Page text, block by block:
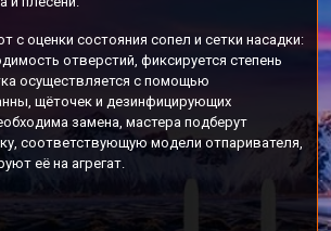
с оценки состояния сопел и сетки насадки:
отверстий, фиксируется степень
осуществляется с помощью
щёточек и дезинфицирующих
замена, мастера подберут
соответствующую модели отпаривателя,
её на агрегат.